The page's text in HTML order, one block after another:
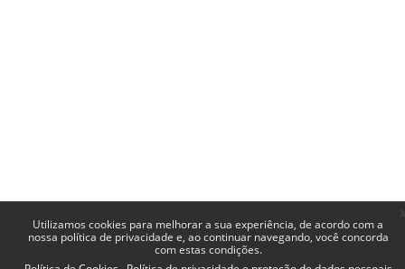
Utilizamos cookies para melhorar a sua experiência, de acordo com a
nossa política de privacidade e, ao continuar navegando, você concorda
com estas condições.